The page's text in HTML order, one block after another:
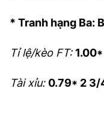
* Tranh hạng Ba:
Tỉ lệ/kèo FT:
Tài xỉu: 0.79* 2 3/